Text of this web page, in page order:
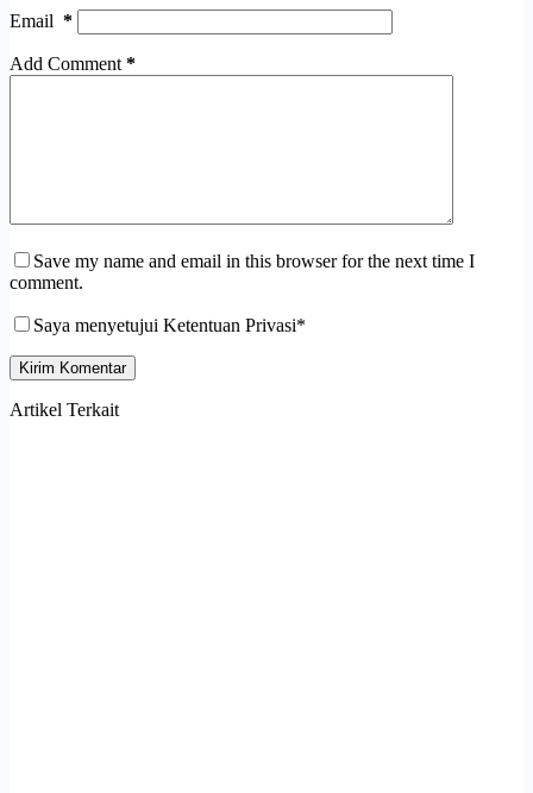
Email *
Add Comment *
Save my name and email in this browser for the next time I
comment.
Saya menyetujui Ketentuan Privasi*
Kirim Komentar
Artikel Terkait